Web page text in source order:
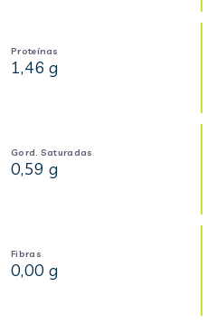
Proteínas
1,46 g
Gord. Saturadas
0,59 g
Fibras
0,00 g